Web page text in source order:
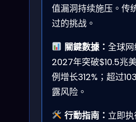
值漏洞持续施压。传
过的挑战。
關鍵數據： 全球
2027年突破$10.5兆
例增长312%；超过
露风险。
行動指南： 立即